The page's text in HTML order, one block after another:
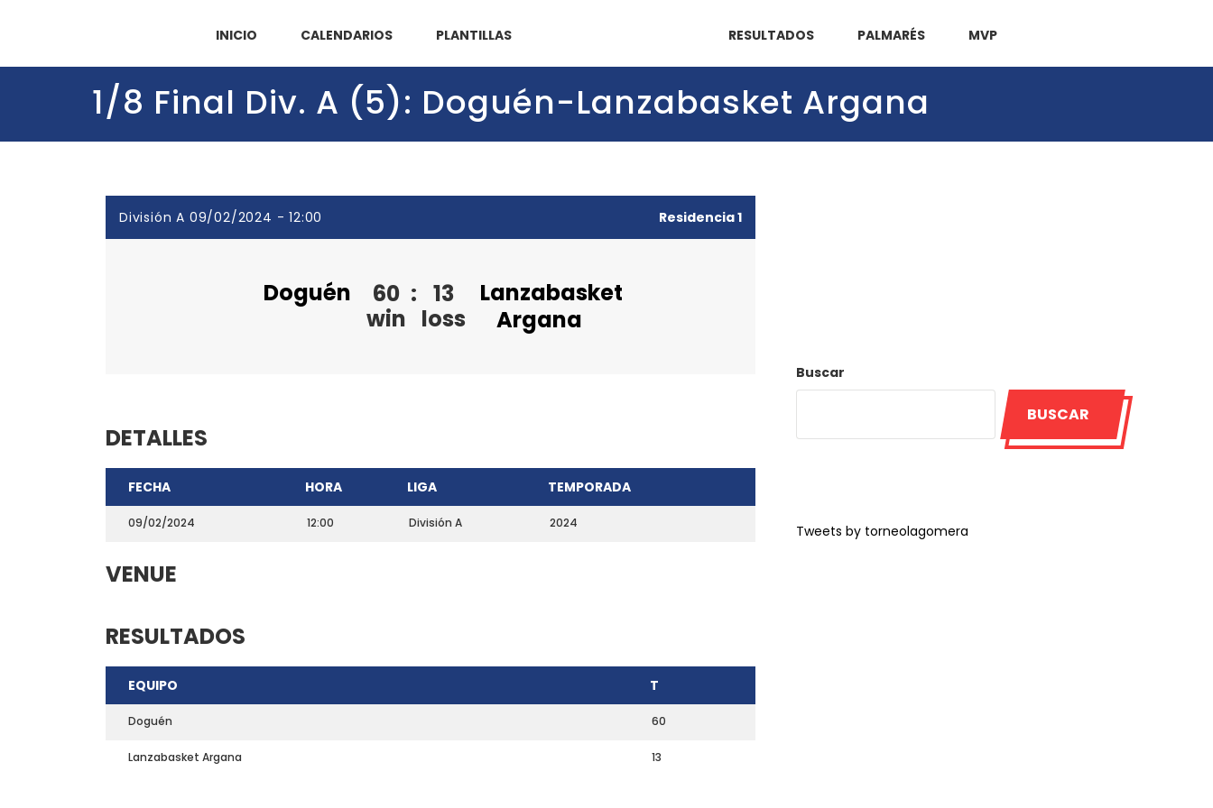
INICIO CALENDARIOS PLANTILLAS RESULTADOS PALMARÉS MVP
1/8 Final Div. A (5): Doguén-Lanzabasket Argana
División A 09/02/2024 - 12:00 Residencia 1
Doguén
60
win
: 13
loss
Lanzabasket
Argana
DETALLES
FECHA HORA LIGA TEMPORADA
09/02/2024 12:00 División A 2024
VENUE
RESULTADOS
EQUIPO T
Doguén 60
Lanzabasket Argana 13
Buscar
BUSCAR
Tweets by torneolagomera
Teléfono: 661703772
Email:direccion@marchadeportiva.com
San Sebastián de La Gomera